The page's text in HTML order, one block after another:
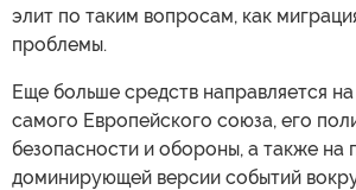
элит по таким вопросам, как
проблемы.
Еще больше средств направляется
самого Европейского союза, его
безопасности и обороны, а также на
доминирующей версии событий